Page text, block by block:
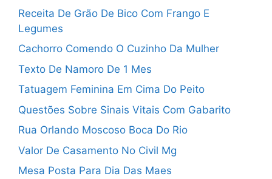
Receita De Grão De Bico Com Frango E
Legumes
Cachorro Comendo O Cuzinho Da Mulher
Texto De Namoro De 1 Mes
Tatuagem Feminina Em Cima Do Peito
Questões Sobre Sinais Vitais Com Gabarito
Rua Orlando Moscoso Boca Do Rio
Valor De Casamento No Civil Mg
Mesa Posta Para Dia Das Maes